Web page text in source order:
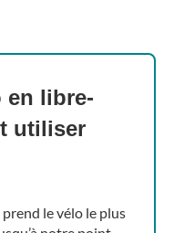
en libre-
utiliser
le vélo le plus